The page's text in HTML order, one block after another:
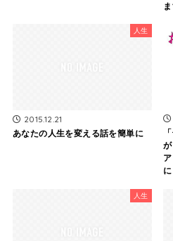
人生
2015.12.21
あなたの人生を変える話を簡単に
人生